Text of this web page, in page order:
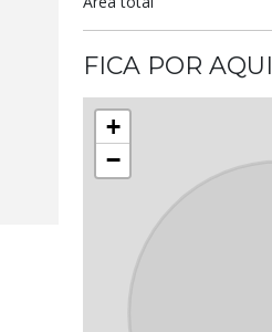
FICA POR AQUI
+
−